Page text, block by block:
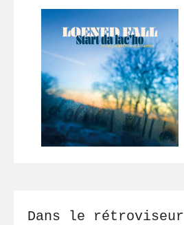
Dans le rétroviseur